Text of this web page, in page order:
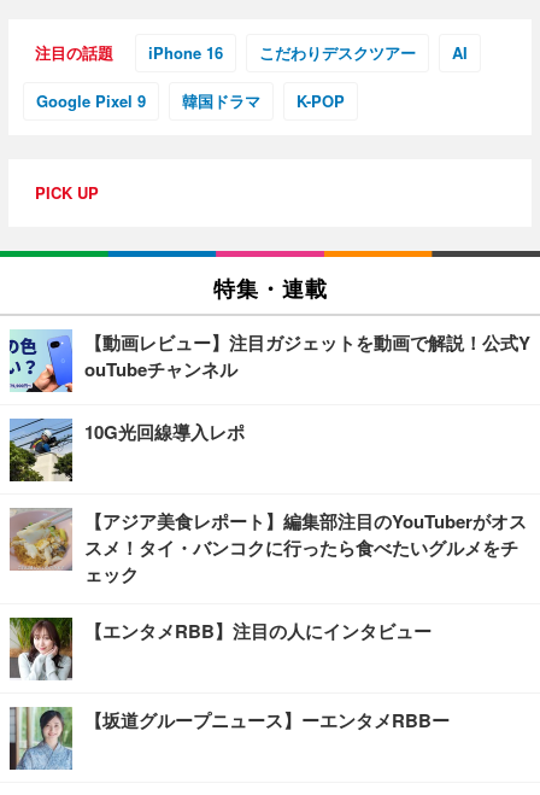
注目の話題 iPhone 16 こだわりデスクツアー AI
Google Pixel 9 韓国ドラマ K-POP
PICK UP
特集・連載
【動画レビュー】注目ガジェットを動画で解説！公式Y
ouTubeチャンネル
10G光回線導入レポ
【アジア美食レポート】編集部注目のYouTuberがオス
スメ！タイ・バンコクに行ったら食べたいグルメをチ
ェック
【エンタメRBB】注目の人にインタビュー
【坂道グループニュース】ーエンタメRBBー